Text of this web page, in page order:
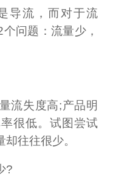
导流，而对于流
问题：流量少，
流失度高;产品明
很低。试图尝试
往往很少。
?